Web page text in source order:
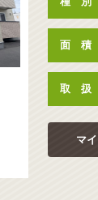
面 積
取 扱
マ